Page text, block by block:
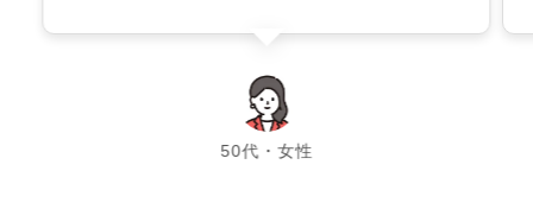
50代・女性
chevron_left chevron_right